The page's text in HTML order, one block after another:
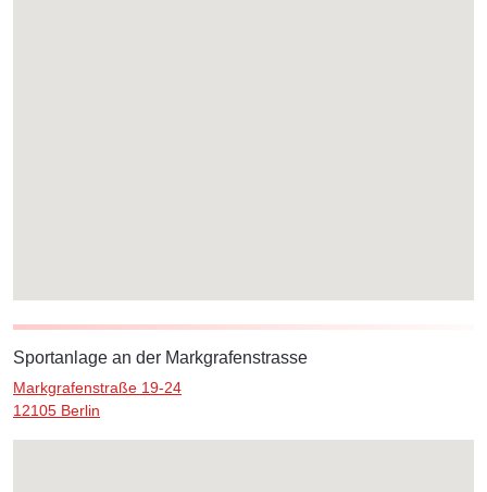
Sportanlage an der Markgrafenstrasse
Markgrafenstraße 19-24
12105 Berlin